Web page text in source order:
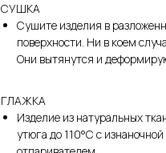
СУШКА
Сушите изделия в
поверхности. Ни в коем
Они вытянутся и
ГЛАЖКА
Изделие из натуральных
утюга до 110°C с